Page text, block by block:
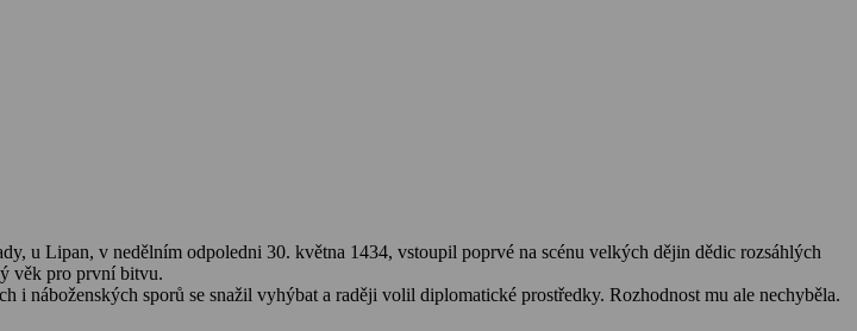
u Lipan, v nedělním odpoledni 30. května 1434, vstoupil poprvé na scénu velkých dějin dědic rozsáhlých
věk pro první bitvu.
i náboženských sporů se snažil vyhýbat a raději volil diplomatické prostředky. Rozhodnost mu ale nechyběla.